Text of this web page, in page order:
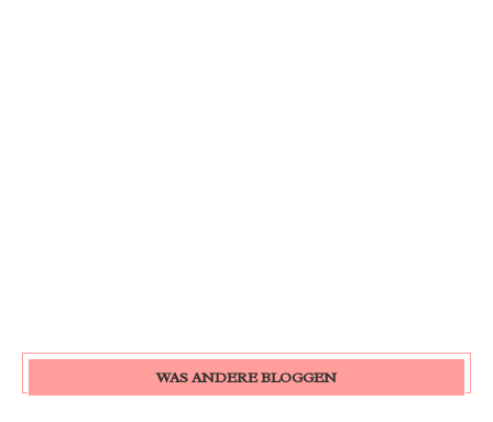
WAS ANDERE BLOGGEN